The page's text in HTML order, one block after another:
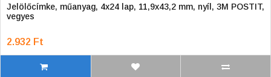
Jelölőcímke, műanyag, 4x24 lap, 11,9x43,2 mm, nyíl, 3M POSTIT,
vegyes
2.932 Ft